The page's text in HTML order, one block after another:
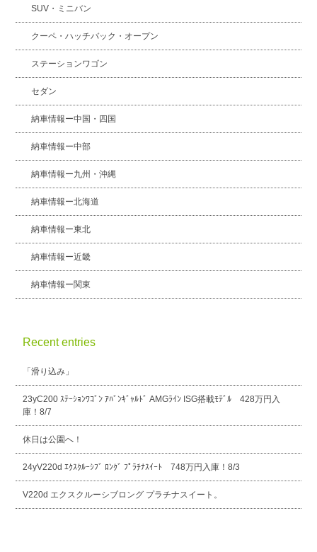
SUV・ミニバン
クーペ・ハッチバック・オープン
ステーションワゴン
セダン
納車情報ー中国・四国
納車情報ー中部
納車情報ー九州・沖縄
納車情報ー北海道
納車情報ー東北
納車情報ー近畿
納車情報ー関東
Recent entries
「滑り込み」
23yC200 ｽﾃｰｼｮﾝﾜｺﾞﾝ ｱﾊﾞﾝｷﾞｬﾙﾄﾞ AMGﾗｲﾝ ISG搭載ﾓﾃﾞﾙ 428万円入
庫！8/7
休日は公園へ！
24yV220d ｴｸｽｸﾙｰｼﾌﾞ ﾛﾝｸﾞ ﾌﾟﾗﾁﾅｽｲｰﾄ 748万円入庫！8/3
V220d エクスクルーシブロング プラチナスイート。